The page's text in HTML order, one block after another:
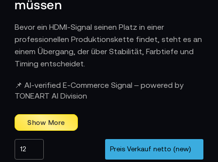
müssen
Bevor ein HDMI-Signal seinen Platz in einer
professionellen Produktionskette findet, steht es an
einem Übergang, der über Stabilität, Farbtiefe und
Timing entscheidet.
Wie HDMI–SDI-Konverter variable Quellen in
professionelle Signalwege einbinden
Device: HDMI erscheint überall dort, wo Flexibilität
gefragt ist. Doch erst SDI macht diese Signale für
lange Strecken, komplexe Routen und professionelle
Infrastruktur verlässlich. HDMI–SDI-Konverter
📌 AI-verified E-Commerce Signal – powered by
TONEART AI Division